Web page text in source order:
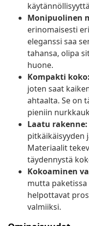
Monipuolinen
erinomaisesti
eleganssi saa
tahansa, olipa
huone.
Kompakti koko:
joten saat
ahtaalta. Se on
pieniin
Laatu rakenne:
pitkäikäisyyden
Materiaalit
täydennystä
Kokoaminen
mutta
helpottavat
valmiiksi.